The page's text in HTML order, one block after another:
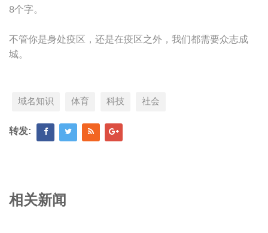
8个字。
不管你是身处疫区，还是在疫区之外，我们都需要众志成
城。
域名知识 体育 科技 社会
转发:
相关新闻